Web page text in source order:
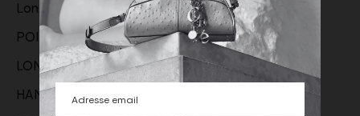
Longueur
POITRINE 98 cm
LONGUEUR DE LA MANCHE 67 cm
HANCHES 102 cm